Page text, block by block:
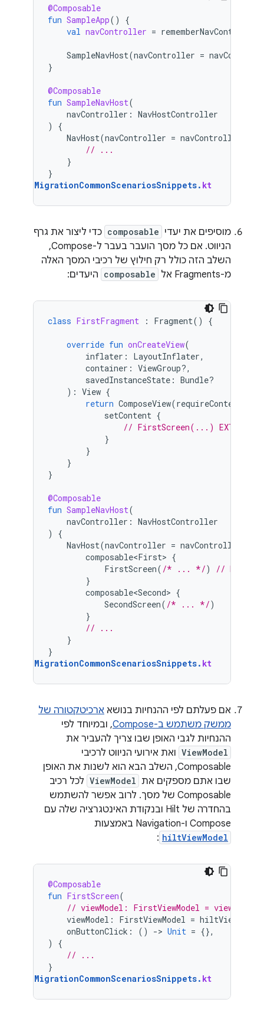
@Composable
fun SampleApp()
{
val navController = rememberNavController
SampleNavHost(navController =
}
@Composable
fun SampleNavHost(
navController : NavHostController
)
{
NavHost(navController = navController
// ...
}
}
MigrationCommonScenariosSnippets. kt
מוסיפים את יעדי composable כדי ליצור את גרף
הניווט. אם כל מסך הועבר בעבר ל-Compose,
השלב הזה כולל רק חילוץ של רכיבי המסך האלה
מ-Fragments אל
composable היעדים:
class FirstFragment : Fragment() {
override fun onCreateView(
inflater : LayoutInflater,
container : ViewGroup?,
savedInstanceState : Bundle?
): View {
return ComposeView(requireContext
setContent {
// FirstScreen(...) EXTRACT
}
}
}
}
@Composable
fun SampleNavHost(
navController : NavHostController
)
{
NavHost(navController = navController
composable<First> {
FirstScreen( /* ... */)
//
}
composable<Second> {
SecondScreen( /* ... */)
}
// ...
}
}
MigrationCommonScenariosSnippets. kt
אם פעלתם לפי ההנחיות בנושא ארכיטקטורה של
ממשק משתמש ב-Compose
, ובמיוחד לפי
ההנחיות לגבי האופן שבו צריך להעביר את
ViewModel ואת אירועי הניווט לרכיבי
Composable, השלב הבא הוא לשנות את האופן
שבו אתם מספקים את ViewModel לכל רכיב
Composable של מסך. לרוב אפשר להשתמש
בהחדרה של Hilt ובנקודת האינטגרציה שלה עם
Compose ו-Navigation באמצעות
hiltViewModel
:
@Composable
fun FirstScreen(
// viewModel: FirstViewModel =
viewModel : FirstViewModel = hiltViewModel
onButtonClick : () -> Unit = {},
)
{
// ...
}
MigrationCommonScenariosSnippets. kt